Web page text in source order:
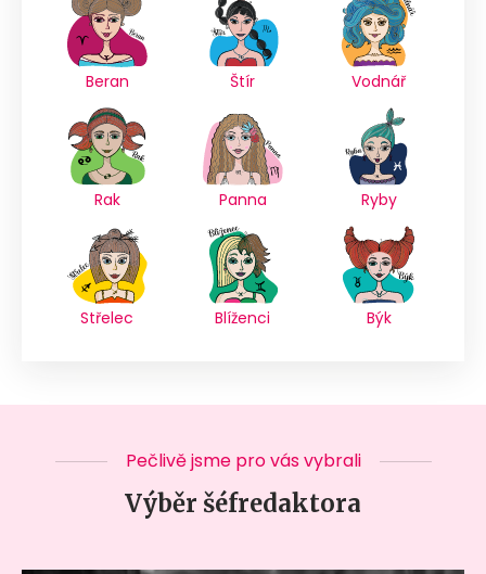
Beran Štír Vodnář
Rak Panna Ryby
Střelec Blíženci Býk
Pečlivě jsme pro vás vybrali
Výběr šéfredaktora